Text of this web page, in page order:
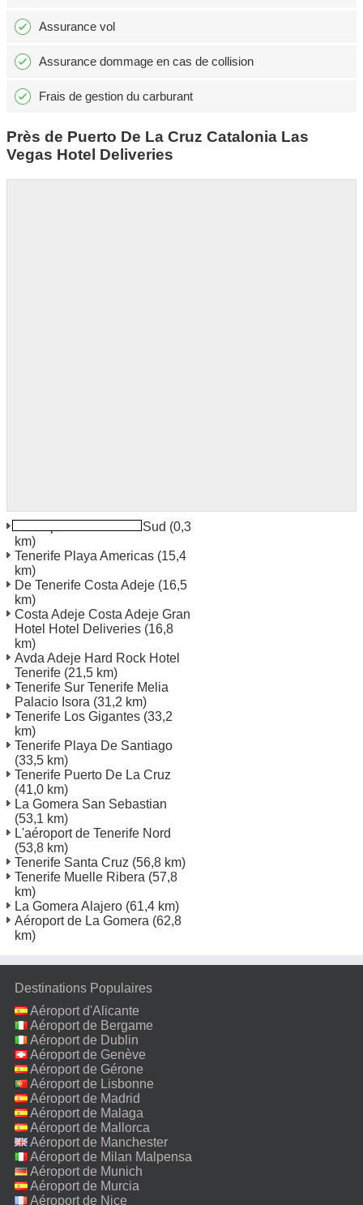
Assurance vol
Assurance dommage en cas de collision
Frais de gestion du carburant
Près de Puerto De La Cruz Catalonia Las
Vegas Hotel Deliveries
L'aéroport de Tenerife Sud (0,3
km)
Tenerife Playa Americas (15,4
km)
De Tenerife Costa Adeje (16,5
km)
Costa Adeje Costa Adeje Gran
Hotel Hotel Deliveries (16,8
km)
Avda Adeje Hard Rock Hotel
Tenerife (21,5 km)
Tenerife Sur Tenerife Melia
Palacio Isora (31,2 km)
Tenerife Los Gigantes (33,2
km)
Tenerife Playa De Santiago
(33,5 km)
Tenerife Puerto De La Cruz
(41,0 km)
La Gomera San Sebastian
(53,1 km)
L'aéroport de Tenerife Nord
(53,8 km)
Tenerife Santa Cruz (56,8 km)
Tenerife Muelle Ribera (57,8
km)
La Gomera Alajero (61,4 km)
Aéroport de La Gomera (62,8
km)
Destinations Populaires
Aéroport d'Alicante
Aéroport de Bergame
Aéroport de Dublin
Aéroport de Genève
Aéroport de Gérone
Aéroport de Lisbonne
Aéroport de Madrid
Aéroport de Malaga
Aéroport de Mallorca
Aéroport de Manchester
Aéroport de Milan Malpensa
Aéroport de Munich
Aéroport de Murcia
Aéroport de Nice